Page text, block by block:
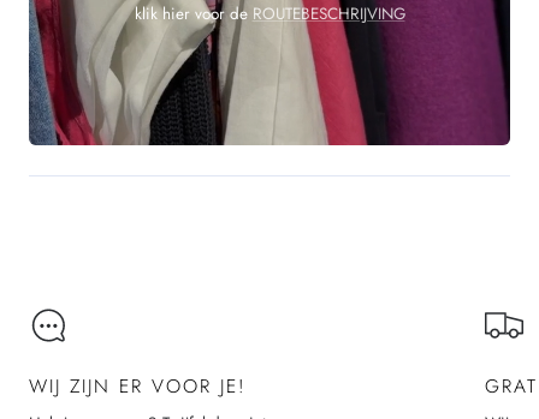
klik hier voor de ROUTEBESCHRIJVING
WIJ ZIJN ER VOOR JE!